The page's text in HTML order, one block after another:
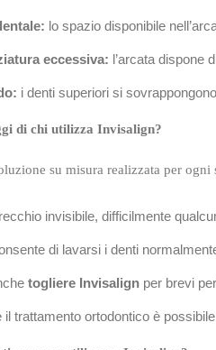
lo spazio disponibile
eccessiva: l’arcata dispone
i denti superiori si
di chi utilizza Invisalign?
su misura realizzata per
invisibile, difficilmente
di lavarsi i denti
togliere Invisalign per brevi
il trattamento ortodontico è